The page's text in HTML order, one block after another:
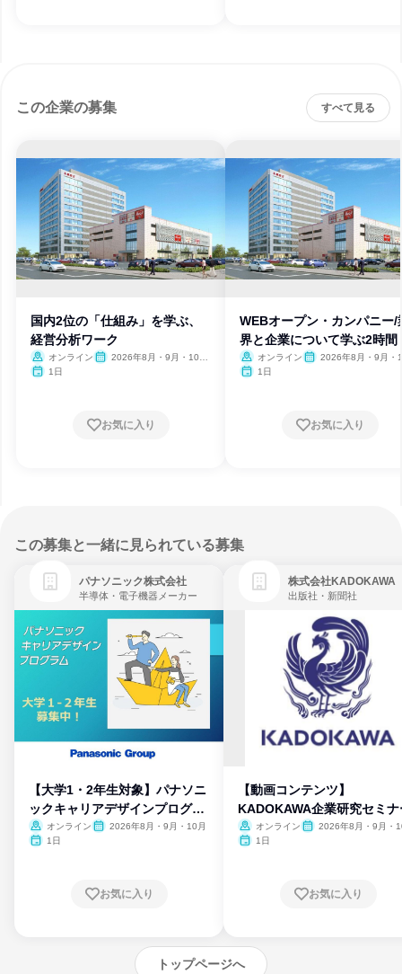
この企業の募集 すべて見る
国内2位の「仕組み」を学ぶ、
経営分析ワーク
オンライン
2026年8月・9月・10
1日
お気に入り
WEBオープン・カンパニー/
界と企業について学ぶ2時間
オンライン
2026年8月・9月・
1日
お気に入り
この募集と一緒に見られている募集
パナソニック株式会社
半導体・電子機器メーカー
【大学1・2年生対象】パナソニ
ックキャリアデザインプログラ
ム
オンライン
2026年8月・9月・10月
1日
お気に入り
株式会社KADOKAWA
出版社・新聞社
【動画コンテンツ】
KADOKAWA企業研究セミナ
オンライン
2026年8月・9月・
1日
お気に入り
トップページへ